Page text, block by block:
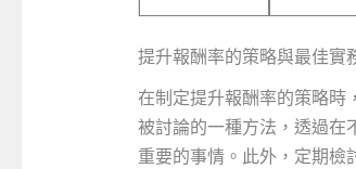
提升報酬率的策略與最佳實
在制定提升報酬率的策略時
被討論的一種方法，透過在
重要的事情。此外，定期檢